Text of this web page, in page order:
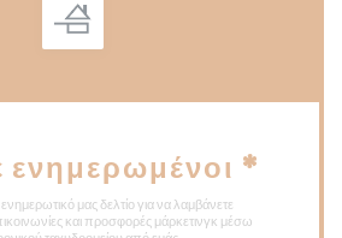
ενημερωμένοι *
μας δελτίο για να λαμβάνετε
και προσφορές μάρκετινγκ μέσω